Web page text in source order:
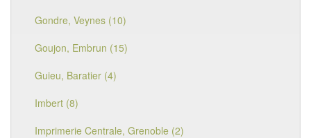
Gondre, Veynes (10)
Goujon, Embrun (15)
Guieu, Baratier (4)
Imbert (8)
Imprimerie Centrale, Grenoble (2)